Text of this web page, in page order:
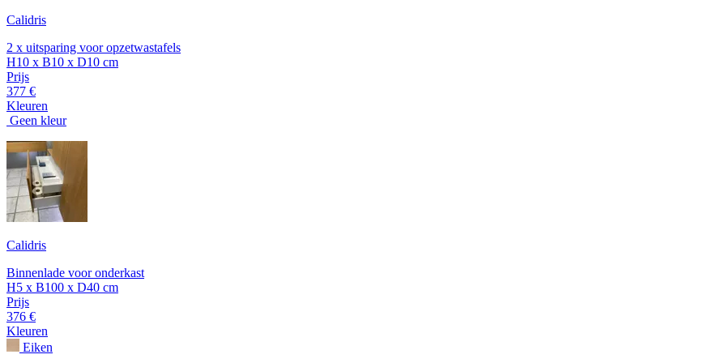
Calidris
2 x uitsparing voor opzetwastafels
H10 x B10 x D10 cm
Prijs
377 €
Kleuren
Geen kleur
Calidris
Binnenlade voor onderkast
H5 x B100 x D40 cm
Prijs
376 €
Kleuren
Eiken